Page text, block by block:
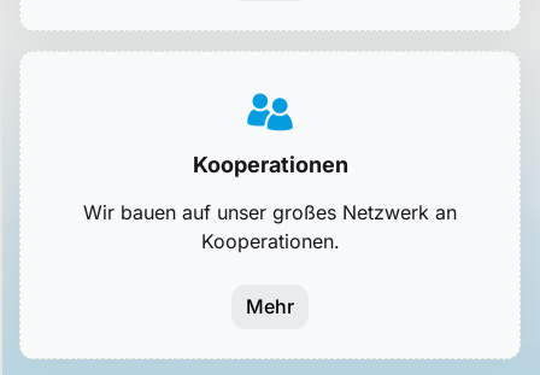
Kooperationen
Wir bauen auf unser großes Netzwerk an
Kooperationen.
Mehr